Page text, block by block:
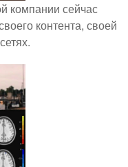
компании сейчас
контента, своей